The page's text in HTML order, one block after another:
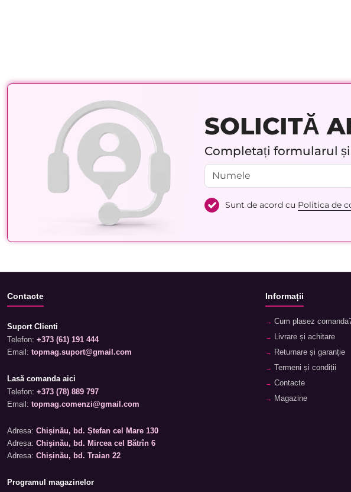
SOLICITĂ
Completați formularul
Sunt de acord cu Politica de
Contacte
Suport Clienti
Telefon: +373 (61) 191 444
Email: topmag.suport@gmail.com
Lasă comanda aici
Telefon: +373 (78) 889 797
Email: topmag.comenzi@gmail.com
Adresa: Chișinău, bd. Ștefan cel Mare 130
Adresa: Chișinău, bd. Mircea cel Bătrîn 6
Adresa: Chișinău, bd. Traian 22
Programul magazinelor
Informații
Cum plasez
Livrare și achitare
Returnare și garanție
Termeni și condiții
Contacte
Magazine